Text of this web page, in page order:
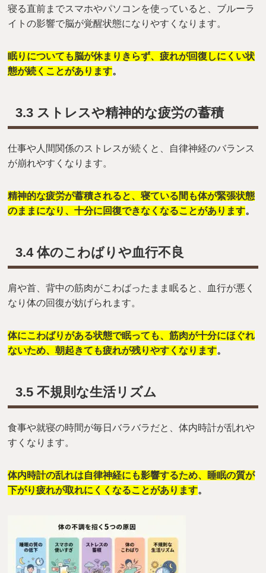
寝る直前までスマホやパソコンを使っていると、ブルーラ
イトの影響で脳が覚醒状態になりやすくなります。
眠りについても脳が休まりきらず、疲れが回復しにくい状
態が続くことがあります。
3.3 ストレスや精神的な疲労の蓄積
仕事や人間関係のストレスが続くと、自律神経のバランス
が崩れやすくなります。
精神的な疲労が蓄積されると、寝ている間も体が緊張状態
のままになり、十分に回復できなくなることがあります。
3.4 体のこわばりや血行不良
肩や首、背中の筋肉がこわばったまま眠ると、血行が悪く
なり体の回復が妨げられます。
体にこわばりがある状態で眠っても、筋肉が十分にほぐれ
ないため、朝起きても疲れが残りやすくなります。
3.5 不規則な生活リズム
食事や就寝の時間が毎日バラバラだと、体内時計が乱れや
すくなります。
体内時計の乱れは自律神経にも影響するため、睡眠の質が
下がり疲れが取れにくくなることがあります。